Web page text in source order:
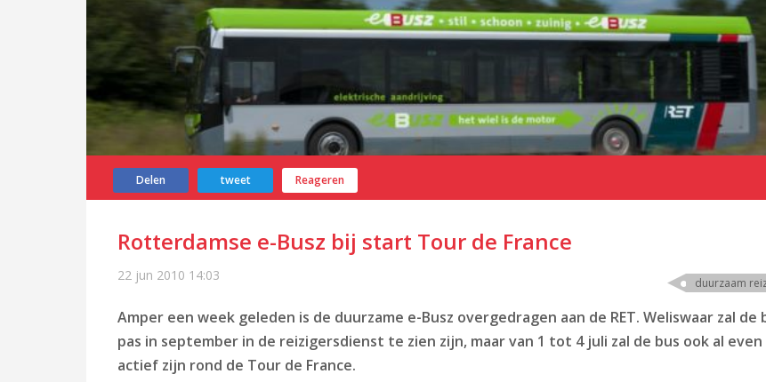
Delen tweet Reageren
Rotterdamse e-Busz bij start Tour de France
22 jun 2010 14:03 duurzaam
Amper een week geleden is de duurzame e-Busz overgedragen aan de RET. Weliswaar zal de
pas in september in de reizigersdienst te zien zijn, maar van 1 tot 4 juli zal de bus ook al even
actief zijn rond de Tour de France.